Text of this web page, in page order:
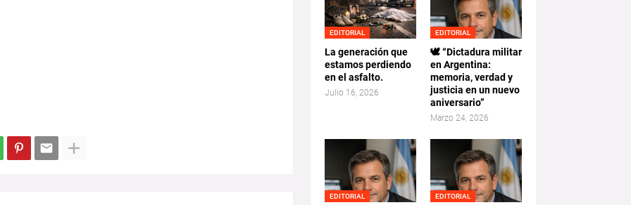
EDITORIAL
La generación que
estamos perdiendo
en el asfalto.
Julio 16, 2026
EDITORIAL
🕊️ “Dictadura militar
en Argentina:
memoria, verdad y
justicia en un nuevo
aniversario”
Marzo 24, 2026
EDITORIAL EDITORIAL